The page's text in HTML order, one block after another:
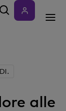
alle